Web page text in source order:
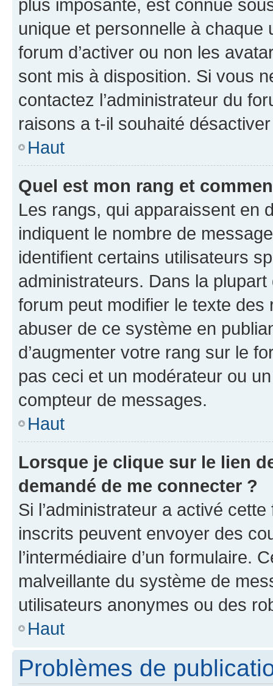
plus imposante, est connue
unique et personnelle à chaque
forum d’activer ou non les
sont mis à disposition. Si vous
contactez l’administrateur du
raisons a t-il souhaité
Haut
Quel est mon rang et
Les rangs, qui apparaissent en
indiquent le nombre de
identifient certains utilisateurs
administrateurs. Dans la
forum peut modifier le texte
abuser de ce système en
d’augmenter votre rang sur le
pas ceci et un modérateur ou
compteur de messages.
Haut
Lorsque je clique sur le lien
demandé de me connecter ?
Si l’administrateur a activé
inscrits peuvent envoyer des
l’intermédiaire d’un formulaire.
malveillante du système de
utilisateurs anonymes ou des
Haut
Problèmes de